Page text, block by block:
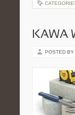
KAWA
POSTED BY